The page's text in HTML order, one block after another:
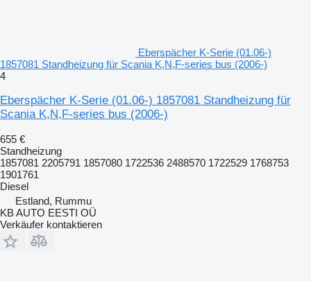
Eberspächer K-Serie (01.06-)
1857081 Standheizung für Scania K,N,F-series bus (2006-)
4
Eberspächer K-Serie (01.06-) 1857081 Standheizung für
Scania K,N,F-series bus (2006-)
655 €
Standheizung
1857081 2205791 1857080 1722536 2488570 1722529 1768753
1901761
Diesel
Estland, Rummu
KB AUTO EESTI OÜ
Verkäufer kontaktieren